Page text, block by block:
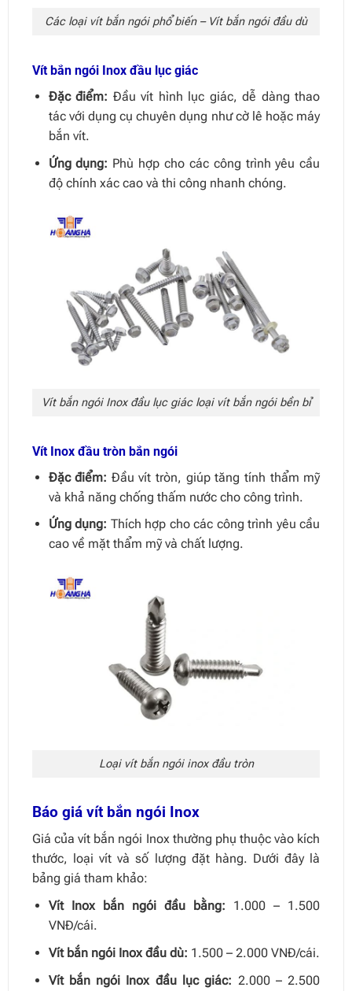
Các loại vít bắn ngói phổ biến – Vít bắn ngói đầu dù
Vít bắn ngói Inox đầu lục giác
Đặc điểm: Đầu vít hình lục giác, dễ dàng thao
tác với dụng cụ chuyên dụng như cờ lê hoặc máy
bắn vít.
Ứng dụng: Phù hợp cho các công trình yêu cầu
độ chính xác cao và thi công nhanh chóng.
Vít bắn ngói Inox đầu lục giác loại vít bắn ngói bền bỉ
Vít Inox đầu tròn bắn ngói
Đặc điểm: Đầu vít tròn, giúp tăng tính thẩm mỹ
và khả năng chống thấm nước cho công trình.
Ứng dụng: Thích hợp cho các công trình yêu cầu
cao về mặt thẩm mỹ và chất lượng.
Loại vít bắn ngói inox đầu tròn
Báo giá vít bắn ngói Inox
Giá của vít bắn ngói Inox thường phụ thuộc vào kích
thước, loại vít và số lượng đặt hàng. Dưới đây là
bảng giá tham khảo:
Vít Inox bắn ngói đầu bằng: 1.000 – 1.500
VNĐ/cái.
Vít bắn ngói Inox đầu dù: 1.500 – 2.000 VNĐ/cái.
Vít bắn ngói Inox đầu lục giác: 2.000 – 2.500